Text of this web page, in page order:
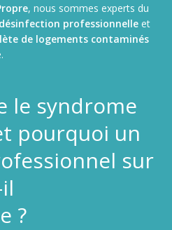
, nous sommes experts du
désinfection professionnelle et
de logements contaminés
le syndrome
pourquoi un
sur
?